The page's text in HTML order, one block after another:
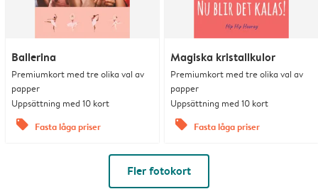
Ballerina
Premiumkort med tre olika val av
papper
Uppsättning med 10 kort
offers Fasta låga priser
Magiska kristallkulor
Premiumkort med tre olika val av
papper
Uppsättning med 10 kort
offers Fasta låga priser
Fler fotokort